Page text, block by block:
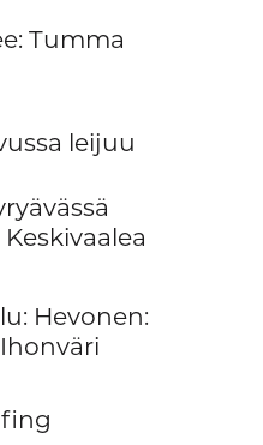
Tumma
leijuu
Hevonen: